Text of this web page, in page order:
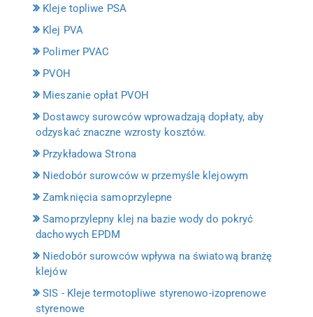
Kleje topliwe PSA
Klej PVA
Polimer PVAC
PVOH
Mieszanie opłat PVOH
Dostawcy surowców wprowadzają dopłaty, aby
odzyskać znaczne wzrosty kosztów.
Przykładowa Strona
Niedobór surowców w przemyśle klejowym
Zamknięcia samoprzylepne
Samoprzylepny klej na bazie wody do pokryć
dachowych EPDM
Niedobór surowców wpływa na światową branżę
klejów
SIS - Kleje termotopliwe styrenowo-izoprenowe
styrenowe